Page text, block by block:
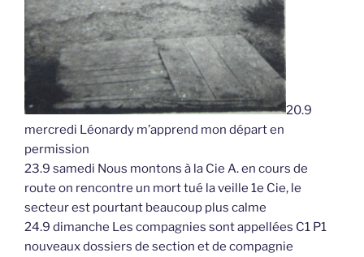
20.9
mercredi Léonardy m’apprend mon départ en
permission
23.9 samedi Nous montons à la Cie A. en cours de
route on rencontre un mort tué la veille 1e Cie, le
secteur est pourtant beaucoup plus calme
24.9 dimanche Les compagnies sont appellées C1 P1
nouveaux dossiers de section et de compagnie